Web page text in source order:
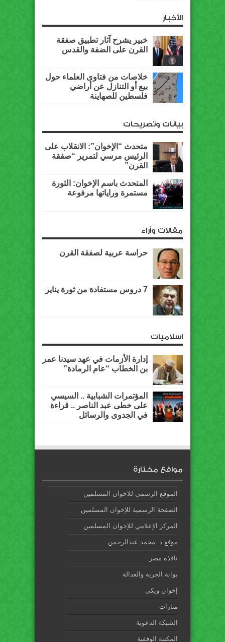
الأخبار
خبير يشرح آثار تطبيق صفقة
القرن على الضفة والقدس
خلاصات من فتاوى العلماء حول
بيع أو التنازل عن أراضي
فلسطين للصهاينة
بيانات وتصريحات
متحدث “الإخوان”: الانقلاب على
الرئيس مرسي لتمرير “صفقة
القرن”
المتحدث باسم الإخوان: الثورة
مستمرة وراياتها مرفوعة
مقالات وآراء
حراسة عربية لصفقة القرن
7 دروس مستفادة من ثورة يناير
اسلاميات
إدارة الأزمات في عهد سيدنا عمر
بن الخطاب “عام الرمادة”
المؤتمرات الشبابية .. السيسي
على خطى عبد الناصر .. قراءة
في الجدوى والرسائل
مواقع مختارة
الموقع الرسمي للاخوان المسلمين
الصفحة الرسمية للإخوان المسلمين
المركز الإعلامي للإخوان المسلمين
موقع د. محمد عبدالرحمن
نافذة مصر
بوابة الحرية والعدالة
إخوان ويكي
منارات
الشبكة الدعوية
المكتبة الوقفية